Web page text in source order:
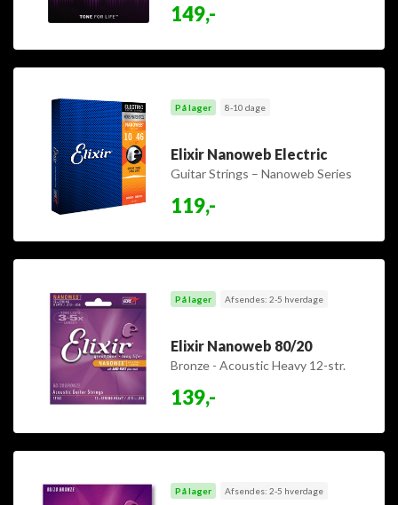
149,-
På lager 8-10 dage
Elixir Nanoweb Electric
Guitar Strings – Nanoweb Series
119,-
På lager Afsendes: 2-5 hverdage
Elixir Nanoweb 80/20
Bronze - Acoustic Heavy 12-str.
139,-
På lager Afsendes: 2-5 hverdage